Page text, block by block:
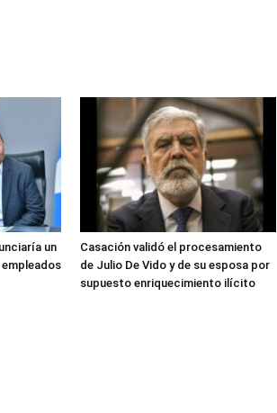
un
Casación validó el procesamiento
de Julio De Vido y de su esposa por
supuesto enriquecimiento ilícito